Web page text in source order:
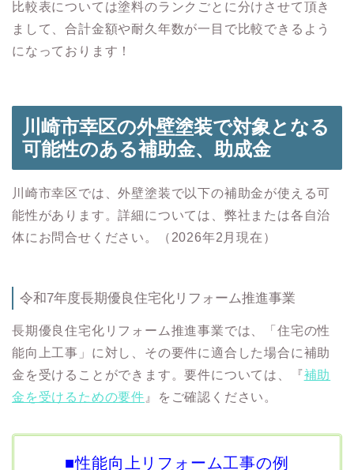
比較表については塗料のランクごとに分けさせて頂き
まして、合計金額や耐久年数が一目で比較できるよう
になっております！
川崎市幸区の外壁塗装で対象となる
可能性のある補助金、助成金
川崎市幸区では、外壁塗装で以下の補助金が使える可
能性があります。詳細については、弊社または各自治
体にお問合せください。（ 2026年2 月現在）
令和7年度長期優良住宅化リフォーム推進事業
長期優良住宅化リフォーム推進事業では、「住宅の性
能向上工事」に対し、その要件に適合した場合に補助
金を受けることができます。要件については、『補助
金を受けるための要件 』をご確認ください。
■性能向上リフォーム工事の例